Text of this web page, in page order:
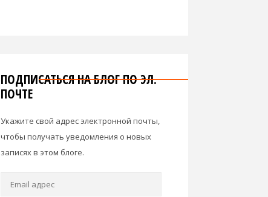
ПОДПИСАТЬСЯ НА БЛОГ ПО ЭЛ.
ПОЧТЕ
Укажите свой адрес электронной почты,
чтобы получать уведомления о новых
записях в этом блоге.
Email